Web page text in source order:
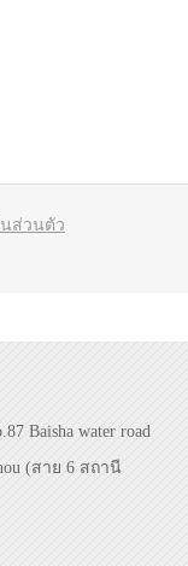
ส่วนตัว
Baisha water road
(สาย 6 สถานี